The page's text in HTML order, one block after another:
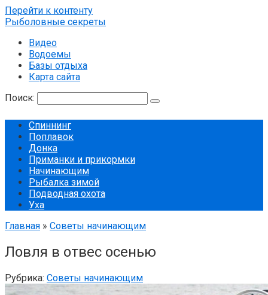
Перейти к контенту
Рыболовные секреты
Видео
Водоемы
Базы отдыха
Карта сайта
Поиск:
Спиннинг
Поплавок
Донка
Приманки и прикормки
Начинающим
Рыбалка зимой
Подводная охота
Уха
Главная » Советы начинающим
Ловля в отвес осенью
Рубрика: Советы начинающим